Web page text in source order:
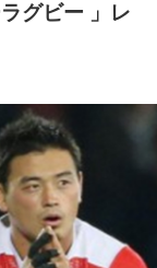
グビー 」レ